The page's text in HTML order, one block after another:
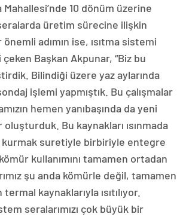
Mahallesi’nde 10 dönüm üzerine
üretim sürecine ilişkin
adımın ise, ısıtma sistemi
Başkan Akpunar, “Biz bu
Bilindiği üzere yaz aylarında
işlemi yapmıştık. Bu çalışmalar
hemen yanıbaşında da yeni
Bu kaynakları ısınmada
kurmak suretiyle birbiriyle entegre
kullanımını tamamen ortadan
şu anda kömürle değil, tamamen
termal kaynaklarıyla ısıtılıyor.
seralarımızı çok büyük bir